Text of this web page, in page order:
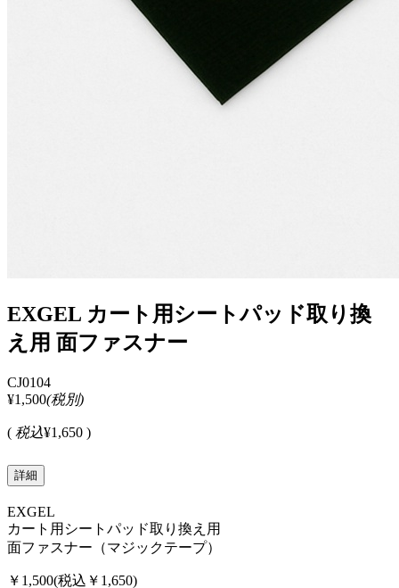
EXGEL カート用シートパッド取り換
え用 面ファスナー
CJ0104
¥1,500(税別)
( 税込¥1,650 )
詳細
EXGEL
カート用シートパッド取り換え用
面ファスナー（マジックテープ）
￥1,500(税込￥1,650)